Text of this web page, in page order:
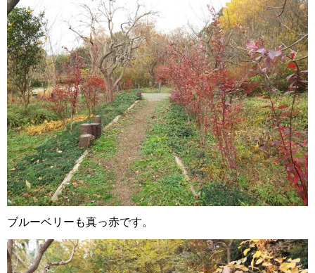
ブルーベリーも真っ赤です。